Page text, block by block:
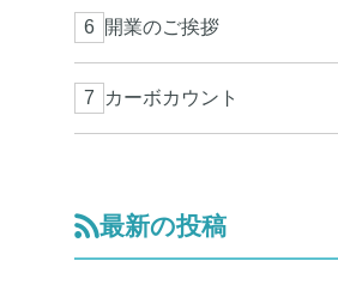
開業のご挨拶
カーボカウント
最新の投稿